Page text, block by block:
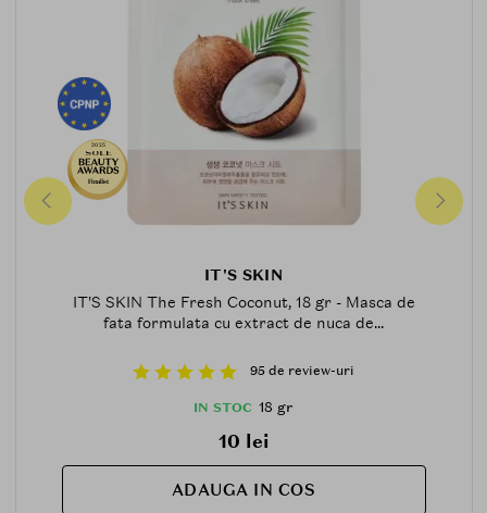
2025
Finalist
IT'S SKIN
IT'S SKIN The Fresh Coconut, 18 gr - Masca de
fata formulata cu extract de nuca de...
95 de review-uri
IN STOC 18 gr
10 lei
ADAUGA IN COS